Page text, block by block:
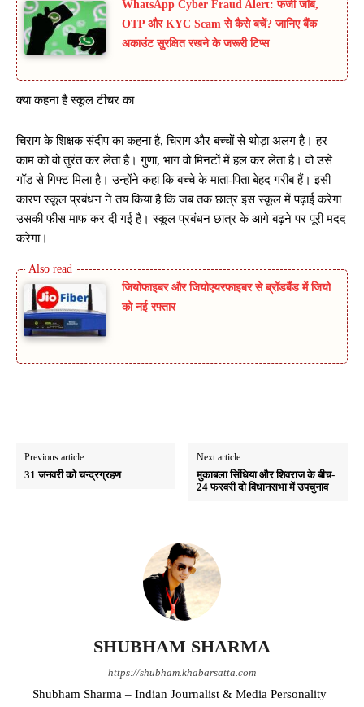
WhatsApp Cyber Fraud Alert: फर्जी जॉब,
OTP और KYC Scam से कैसे बचें? जानिए बैंक
अकाउंट सुरक्षित रखने के जरूरी टिप्स
क्या कहना है स्कूल टीचर का
चिराग के शिक्षक संदीप का कहना है, चिराग और बच्चों से थोड़ा अलग है। हर
काम को वो तुरंत कर लेता है। गुणा, भाग वो मिनटों में हल कर लेता है। वो उसे
गॉड से गिफ्ट मिला है। उन्होंने कहा कि बच्चे के माता-पिता बेहद गरीब हैं। इसी
कारण स्कूल प्रबंधन ने तय किया है कि जब तक छात्र इस स्कूल में पढ़ाई करेगा
उसकी फीस माफ कर दी गई है। स्कूल प्रबंधन छात्र के आगे बढ़ने पर पूरी मदद
करेगा।
जियोफाइबर और जियोएयरफाइबर से ब्रॉडबैंड में जियो
को नई रफ्तार
Previous article
31 जनवरी को चन्द्रग्रहण
Next article
मुकाबला सिंधिया और शिवराज के बीच-
24 फरवरी दो विधानसभा में उपचुनाव
SHUBHAM SHARMA
https://shubham.khabarsatta.com
Shubham Sharma – Indian Journalist & Media Personality |